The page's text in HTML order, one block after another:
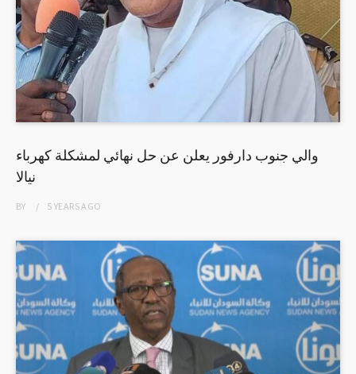
والي جنوب دارفور يعلن عن حل نهائي لمشكلة كهرباء
نيالا
BY 5 YEARSAGO